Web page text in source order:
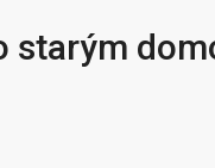
starým